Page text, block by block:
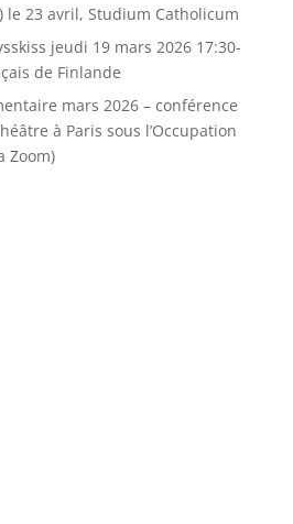
le 23 avril, Studium Catholicum
jeudi 19 mars 2026 17:30-
de Finlande
mars 2026 – conférence
à Paris sous l’Occupation
Zoom)